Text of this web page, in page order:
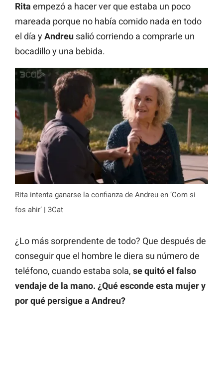
Rita empezó a hacer ver que estaba un poco
mareada porque no había comido nada en todo
el día y Andreu salió corriendo a comprarle un
bocadillo y una bebida.
Rita intenta ganarse la confianza de Andreu en ‘Com si
fos ahir’ | 3Cat
¿Lo más sorprendente de todo? Que después de
conseguir que el hombre le diera su número de
teléfono, cuando estaba sola, se quitó el falso
vendaje de la mano. ¿Qué esconde esta mujer y
por qué persigue a Andreu?